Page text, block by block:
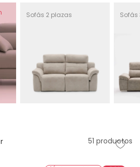
Sofás 2 plazas Sofás
51 productos